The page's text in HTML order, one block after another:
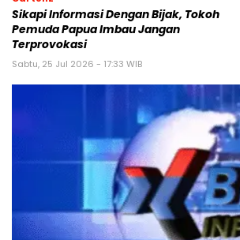
Sikapi Informasi Dengan Bijak, Tokoh
Pemuda Papua Imbau Jangan
Terprovokasi
Sabtu, 25 Jul 2026 - 17:33 WIB